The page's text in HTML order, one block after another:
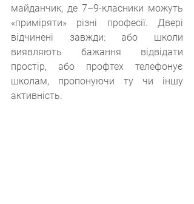
майданчик, де 7–9-класники можуть
«приміряти» різні професії. Двері
відчинені завжди: або школи
виявляють бажання відвідати
простір, або профтех телефонує
школам, пропонуючи ту чи іншу
активність.